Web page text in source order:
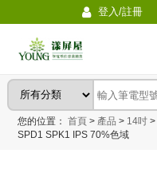
登入/註冊
您的位置：首頁 > 產品 > 14吋 >
SPD1 SPK1 IPS 70%色域